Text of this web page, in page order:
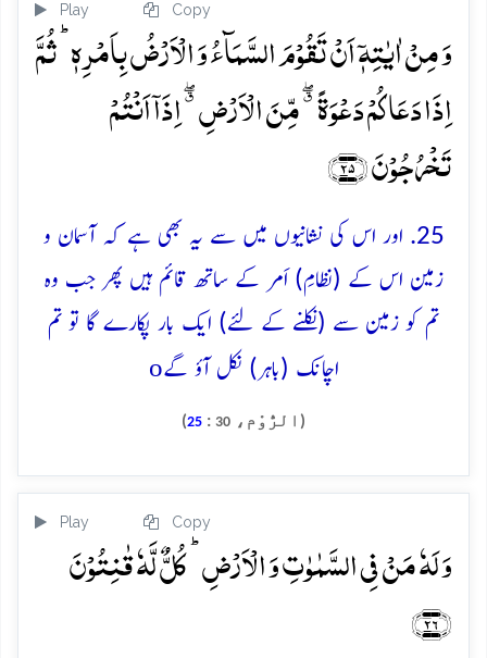
Play Copy
وَ مِنۡ اٰیٰتِہٖۤ اَنۡ تَقُوۡمَ السَّمَآءُ وَ الۡاَرۡضُ بِاَمۡرِہٖ ؕ ثُمَّ
اِذَا دَعَاکُمۡ دَعۡوَۃً ٭ۖ مِّنَ الۡاَرۡضِ ٭ۖ اِذَاۤ اَنۡتُمۡ
تَخۡرُجُوۡنَ ﴿۲۵﴾
25. اور اس کی نشانیوں میں سے یہ بھی ہے کہ آسمان و
زمین اس کے (نظامِ) اَمر کے ساتھ قائم ہیں پھر جب وہ
تم کو زمین سے (نکلنے کے لئے) ایک بار پکارے گا تو تم
اچانک (باہر) نکل آؤ گےo
(الرُّوْم، 30
:
25
)
Play Copy
وَ لَہٗ مَنۡ فِی السَّمٰوٰتِ وَ الۡاَرۡضِ ؕ کُلٌّ لَّہٗ قٰنِتُوۡنَ
﴿۲۶﴾